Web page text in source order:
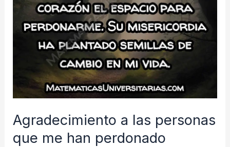
Agradecimiento a las personas
que me han perdonado